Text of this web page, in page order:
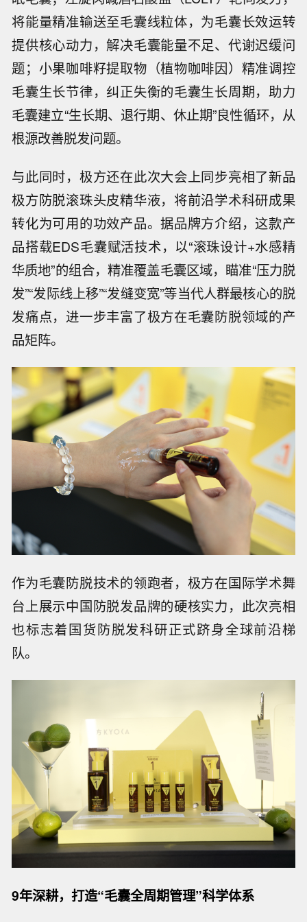
将能量精准输送至毛囊线粒体，为毛囊长效运转
提供核心动力，解决毛囊能量不足、代谢迟缓问
题；小果咖啡籽提取物（植物咖啡因）精准调控
毛囊生长节律，纠正失衡的毛囊生长周期，助力
毛囊建立“生长期、退行期、休止期”良性循环，从
根源改善脱发问题。
与此同时，极方还在此次大会上同步亮相了新品
极方防脱滚珠头皮精华液，将前沿学术科研成果
转化为可用的功效产品。据品牌方介绍，这款产
品搭载EDS毛囊赋活技术，以“滚珠设计+水感精
华质地”的组合，精准覆盖毛囊区域，瞄准“压力脱
发”“发际线上移”“发缝变宽”等当代人群最核心的脱
发痛点，进一步丰富了极方在毛囊防脱领域的产
品矩阵。
作为毛囊防脱技术的领跑者，极方在国际学术舞
台上展示中国防脱发品牌的硬核实力，此次亮相
也标志着国货防脱发科研正式跻身全球前沿梯
队。
9年深耕，打造“毛囊全周期管理”科学体系